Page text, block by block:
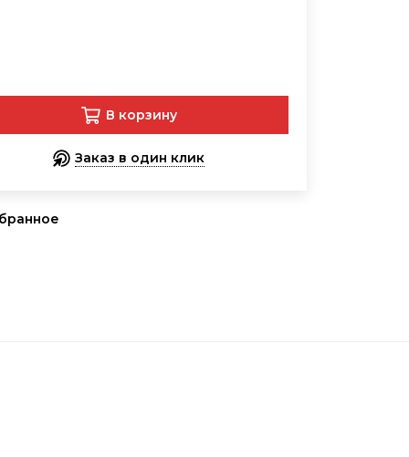
В корзину
Заказ в один клик